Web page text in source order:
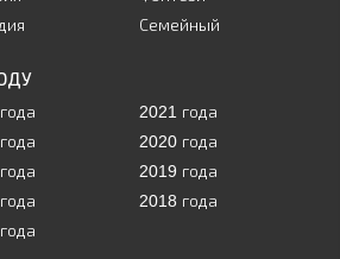
Семейный
2021 года
2020 года
2019 года
2018 года